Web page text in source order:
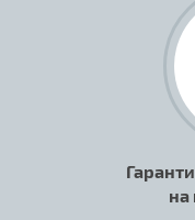
на